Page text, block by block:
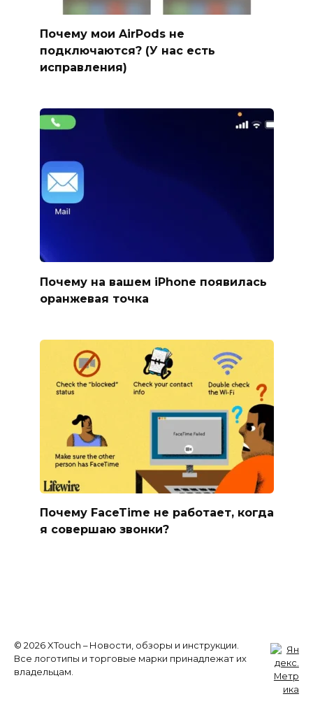
Почему мои AirPods не
подключаются? (У нас есть
исправления)
Почему на вашем iPhone появилась
оранжевая точка
Почему FaceTime не работает, когда
я совершаю звонки?
© 2026 XTouch – Новости, обзоры и инструкции.
Все логотипы и торговые марки принадлежат их
владельцам.